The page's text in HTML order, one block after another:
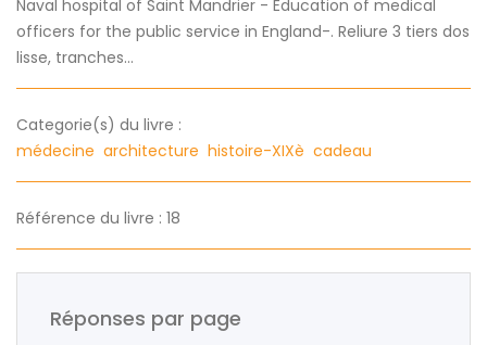
Naval hospital of Saint Mandrier - Education of medical
officers for the public service in England-. Reliure 3 tiers dos
lisse, tranches...
Categorie(s) du livre :
médecine architecture histoire-XIXè cadeau
Référence du livre : 18
Réponses par page